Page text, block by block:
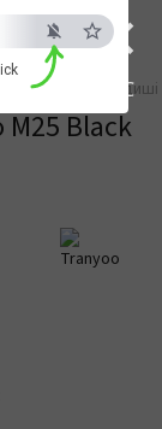
×
ESC
Black